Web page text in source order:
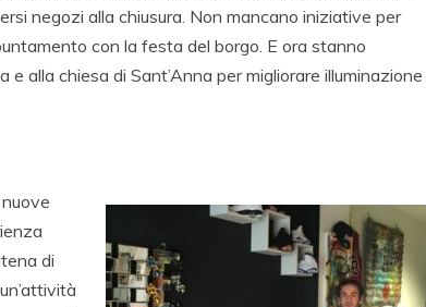
negozi alla chiusura. Non mancano iniziative per
con la festa del borgo. E ora stanno
alla chiesa di Sant’Anna per migliorare illuminazione
di